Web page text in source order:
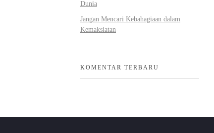
Dunia
Jangan Mencari Kebahagiaan dalam
Kemaksiatan
KOMENTAR TERBARU